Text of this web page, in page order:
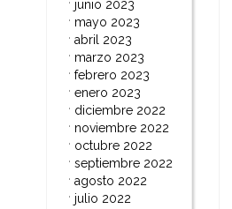
junio 2023
mayo 2023
abril 2023
marzo 2023
febrero 2023
enero 2023
diciembre 2022
noviembre 2022
octubre 2022
septiembre 2022
agosto 2022
julio 2022